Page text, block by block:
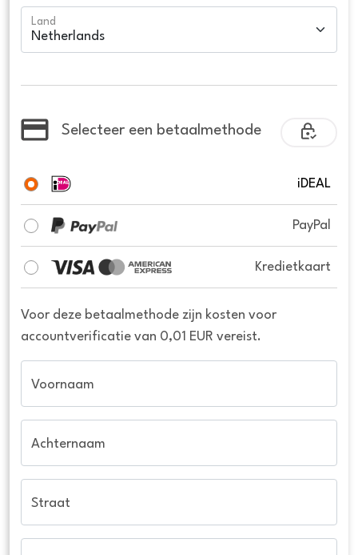
Land
Selecteer een betaalmethode
iDEAL
PayPal
Kredietkaart
Voor deze betaalmethode zijn kosten voor
accountverificatie van 0,01 EUR vereist.
Voornaam
Achternaam
Straat